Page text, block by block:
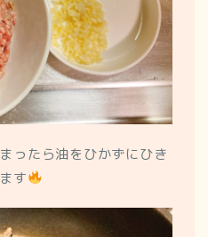
ったら油をひかずにひき
す